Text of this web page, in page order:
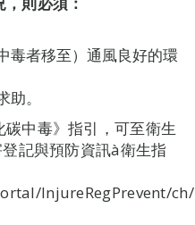
毒者移至）通風良好的環
。
中毒》指引，可至衛生
記與預防資訊à衛生指
InjureRegPrevent/